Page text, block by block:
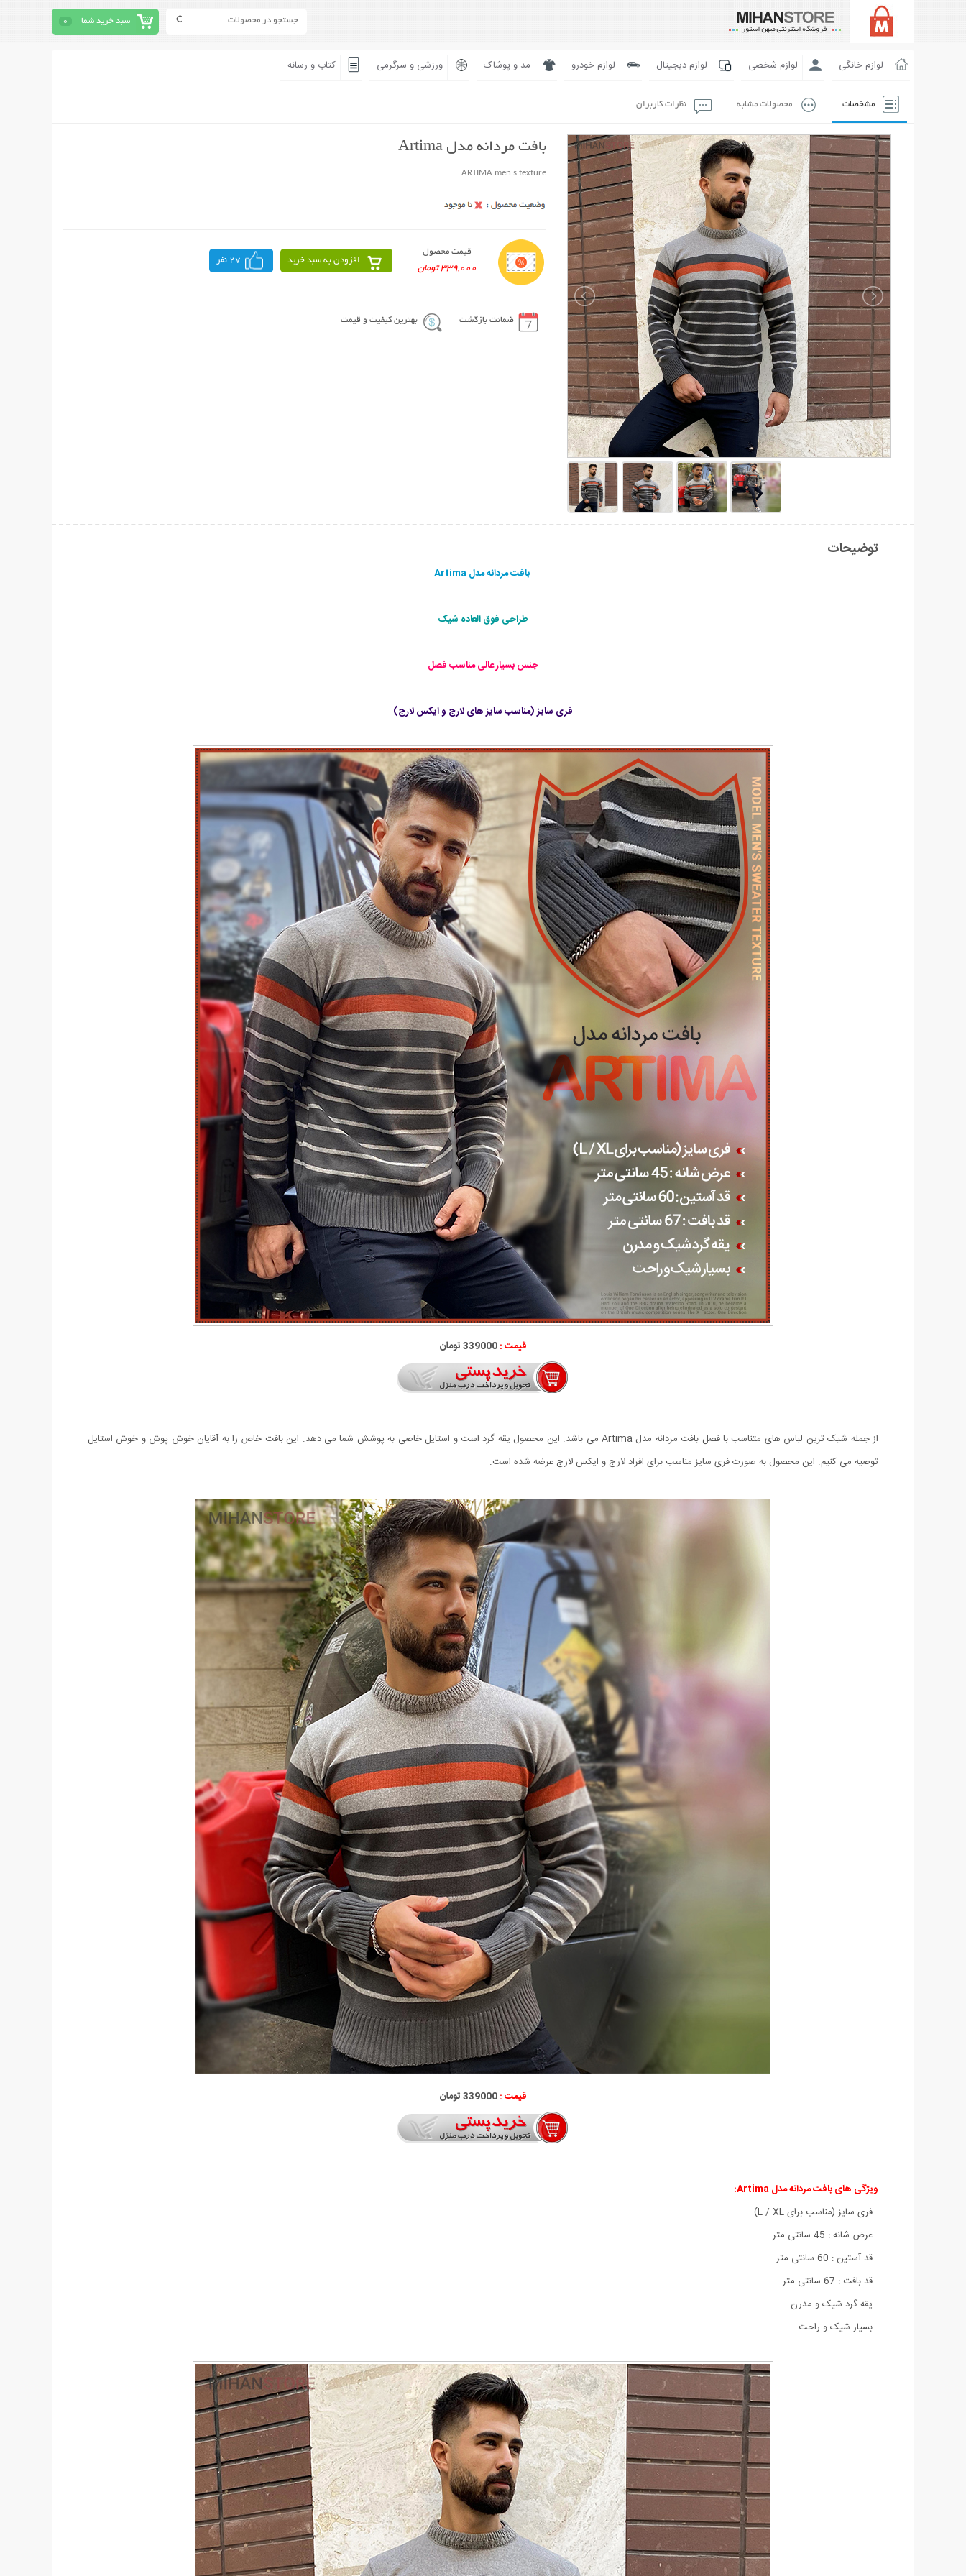
سبد خرید شما 0
لوازم خانگی لوازم شخصی لوازم دیجیتال لوازم خودرو مد و پوشاک ورزشی و سرگرمی کتاب و رسانه
مشخصات محصولات مشابه نظرات کاربران
بافت مردانه مدل Artima
ARTIMA men s texture
قیمت محصول
339,000 تومان
افزودن به سبد خرید 27 نفر
ضمانت بازگشت بهترین کیفیت و قیمت
توضیحات
بافت مردانه مدل Artima
طراحی فوق العاده شیک
جنس بسیار عالی مناسب فصل
فری سایز (مناسب سایز های لارج و ایکس لارج)
قیمت :339000 تومان
از جمله شیک ترین لباس های متناسب با فصل بافت مردانه مدل Artima می باشد. این محصول یقه گرد است و استایل خاصی به پوشش شما می دهد.
این بافت خاص را به آقایان خوش پوش و خوش استایل
توصیه می کنیم. این محصول به صورت فری سایز مناسب برای افراد لارج و ایکس لارج عرضه شده است.
قیمت :339000 تومان
ویژگی های بافت مردانه مدل Artima:
- فری سایز (مناسب برای L / XL)
- عرض شانه : 45 سانتی متر
- قد آستین : 60 سانتی متر
- قد بافت : 67 سانتی متر
- یقه گرد شیک و مدرن
- بسيار شيک و راحت